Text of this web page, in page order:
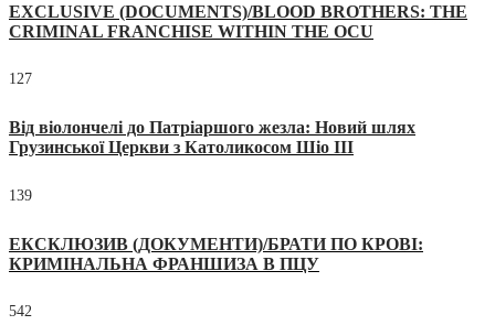
EXCLUSIVE (DOCUMENTS)/BLOOD BROTHERS: THE
CRIMINAL FRANCHISE WITHIN THE OCU
127
Від віолончелі до Патріаршого жезла: Новий шлях
Грузинської Церкви з Католикосом Шіо III
139
ЕКСКЛЮЗИВ (ДОКУМЕНТИ)/БРАТИ ПО КРОВІ:
КРИМІНАЛЬНА ФРАНШИЗА В ПЦУ
542